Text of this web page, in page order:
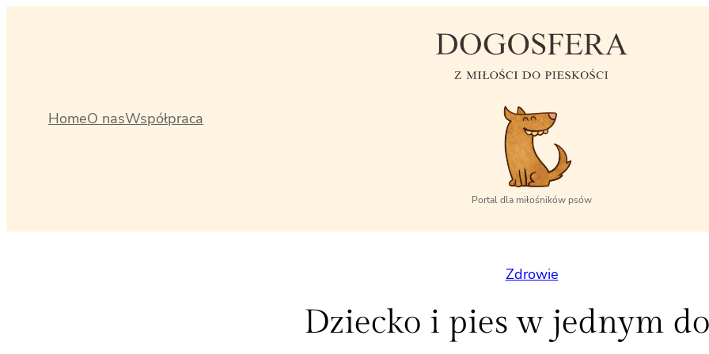
HomeO nasWspółpraca
Portal dla miłośników psów
Zdrowie
Dziecko i pies w jednym